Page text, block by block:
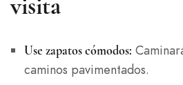
Use zapatos cómodos:
caminos pavimentados.